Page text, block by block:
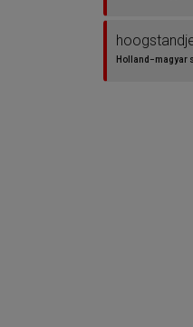
Holland−magyar